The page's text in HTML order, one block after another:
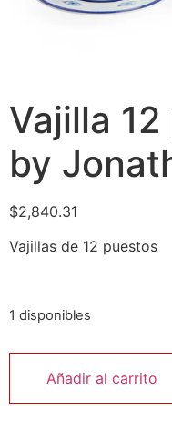
Vajilla
by
$2,840.31
Vajillas de 12 puestos
1 disponibles
Añadir al carrito